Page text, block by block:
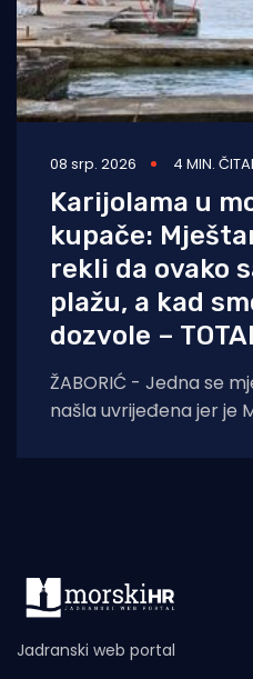
08 srp. 2026 4 MIN.
Karijolama u
kupače:
rekli da ovako
plažu, a kad
dozvole –
ŽABORIĆ - Jedna se
našla uvrijeđena jer je
Jadranski web portal